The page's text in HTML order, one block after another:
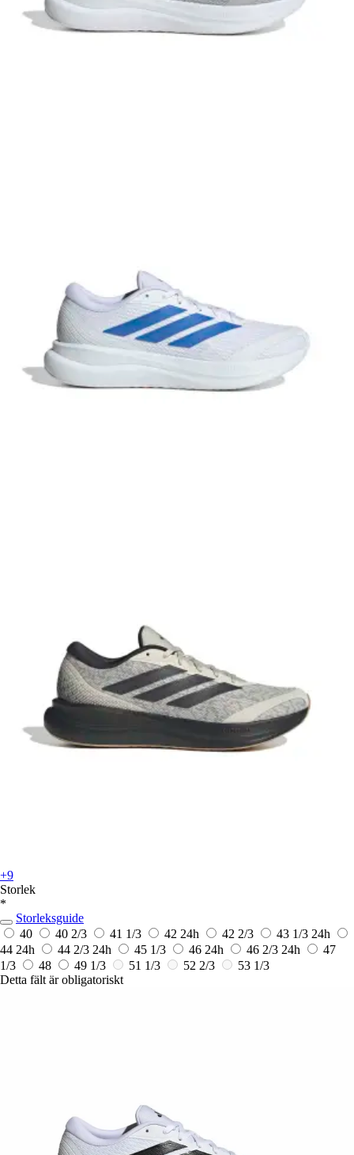
+9
Storlek
*
Storleksguide
40
40 2/3 41 1/3 42 24h 42 2/3 43 1/3 24h
44 24h 44 2/3 24h 45 1/3 46 24h 46 2/3 24h
47
1/3
48 49 1/3 51 1/3 52 2/3
53 1/3
Detta fält är obligatoriskt